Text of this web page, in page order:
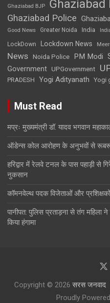
Ghaziabad BJP Ghaziabad
Ghaziabad Police
Good News Greater Noida India
LockDown Lockdown News
News
Noida Police PM Modi
Government UPGovernment
PRADESH
Yogi Adityanath Yogi
Must Read
मप्रः मुख्यमंत्री डॉ. यादव भगवान
ऑडेन्स कोल आरोहण के अनुभवों से रूबरू
हरिद्वार में रेलवे टनल के पास पहाड़ी से
नुकसान
कॉमनवेल्थ पदक विजेताओं और प्रशिक्षकों
पानीपत: पुलिस प्रताड़ना से तंग महिला
किया हंगामा
Copyright © 2026 सरस जनवाद
Proudly